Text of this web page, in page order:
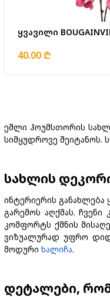
ყვავილი
40.00 ₾
ეშლი ჰოუმსთორის
სიმყუდროვე შეიტანოს.
სახლის
ინტერიერის
გარემოს აღქმას.
კომფორტს ქმნის
ვიზუალურად უფრო
მოდური ხალიჩა.
დეტალები,